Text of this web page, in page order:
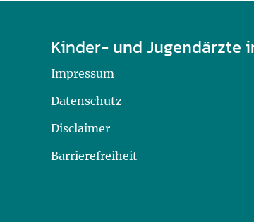
Kinder- und Jugendärzte
Impressum
Datenschutz
Disclaimer
Barrierefreiheit